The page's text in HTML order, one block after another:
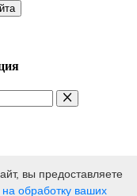
вы предоставляете
на обработку ваших